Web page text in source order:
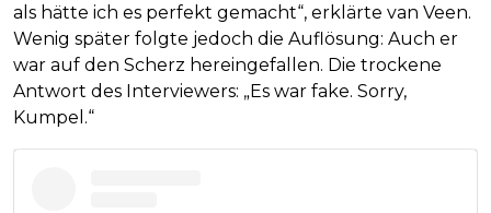
als hätte ich es perfekt gemacht“, erklärte van Veen.
Wenig später folgte jedoch die Auflösung: Auch er
war auf den Scherz hereingefallen. Die trockene
Antwort des Interviewers: „Es war fake. Sorry,
Kumpel.“